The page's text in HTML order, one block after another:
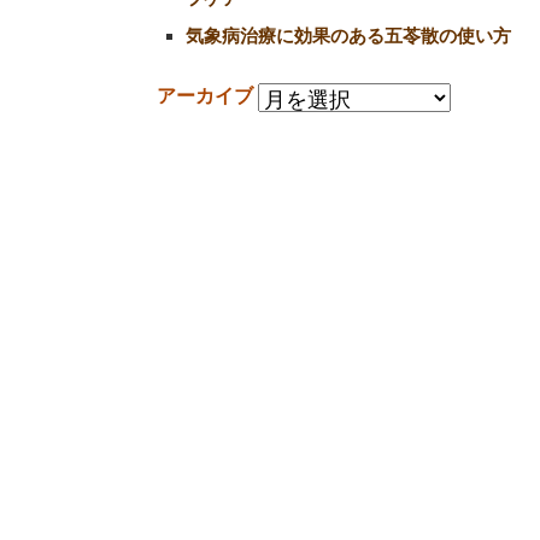
気象病治療に効果のある五苓散の使い方
アーカイブ